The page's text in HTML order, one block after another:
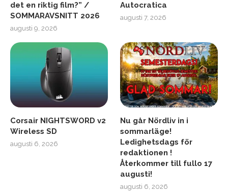
det en riktig film?” /
SOMMARAVSNITT 2026
augusti 9, 2026
Autocratica
augusti 7, 2026
Corsair NIGHTSWORD v2
Wireless SD
augusti 6, 2026
Nu går Nördliv in i
sommarläge!
Ledighetsdags för
redaktionen !
Återkommer till fullo 17
augusti!
augusti 6, 2026